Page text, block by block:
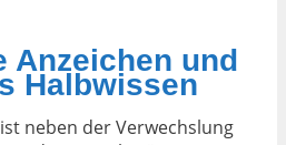
Anzeichen und
Halbwissen
neben der Verwechslung